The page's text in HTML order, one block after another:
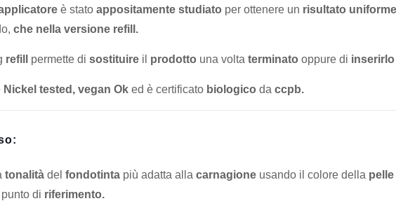
è stato appositamente studiato per ottenere un risultato
che nella versione refill.
refill permette di sostituireil prodotto una volta terminato oppure di
Nickel tested, vegan Oked è certificato biologico da ccpb.
tonalitàdel fondotintapiù adatta alla carnagioneusando il colore della pelle
di riferimento.